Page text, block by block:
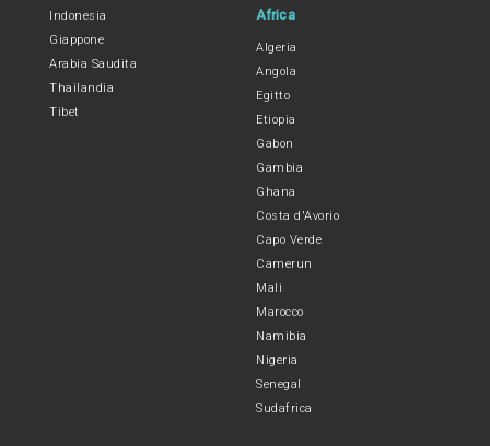
Indonesia
Giappone
Arabia Saudita
Thailandia
Tibet
Africa
Algeria
Angola
Egitto
Etiopia
Gabon
Gambia
Ghana
Costa d'Avorio
Capo Verde
Camerun
Mali
Marocco
Namibia
Nigeria
Senegal
Sudafrica